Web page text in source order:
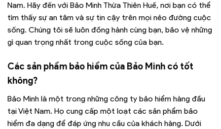
Nam. Hãy đến với Bảo Minh Thừa Thiên Huế, nơi bạn có thể
tìm thấy sự an tâm và sự tin cậy trên mọi nẻo đường cuộc
sống. Chúng tôi sẽ luôn đồng hành cùng bạn, bảo vệ những
gì quan trọng nhất trong cuộc sống của bạn.
Các sản phẩm bảo hiểm của Bảo Minh có tốt
không?
Bảo Minh là một trong những công ty bảo hiểm hàng đầu
tại Việt Nam. Họ cung cấp một loạt các sản phẩm bảo
hiểm đa dạng để đáp ứng nhu cầu của khách hàng. Dưới